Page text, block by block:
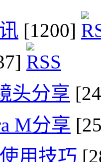
[1200]
头分享
M分享
用技巧